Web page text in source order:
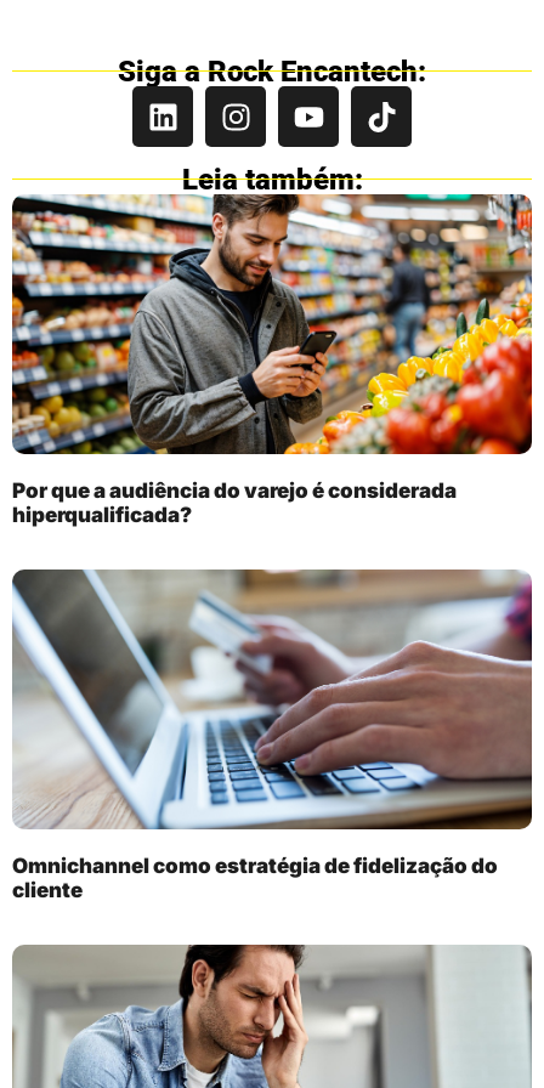
Siga a Rock Encantech:
Leia também:
Por que a audiência do varejo é considerada
hiperqualificada?
Omnichannel como estratégia de fidelização do
cliente